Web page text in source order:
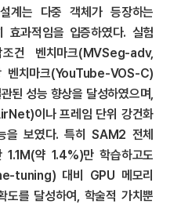
계는 다중 객체가 등장하는
효과적임을 입증하였다. 실험
건 벤치마크(MVSeg-adv,
치마크(YouTube-VOS-C)
된 성능 향상을 달성하였으며,
이나 프레임 단위 강건화
을 보였다. 특히 SAM2 전체
약 1.4%)만 학습하고도
tuning) 대비 GPU 메모리
를 달성하여, 학술적 가치뿐